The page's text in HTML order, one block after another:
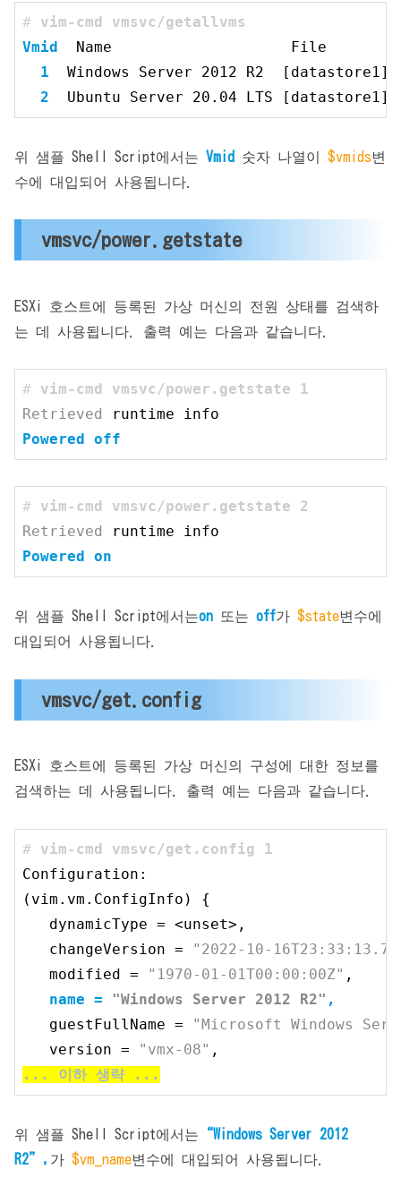
# vim-cmd vmsvc/getallvms
Vmid
Name
1
  Windows
Server 2012 R2  [datastore1]
2
  Ubuntu
Server 20.04 LTS [datastore1]
위 샘플 Shell Script에서는 Vmid 숫자 나열이 $vmids변
수에 대입되어 사용됩니다.
vmsvc/power.getstate
ESXi 호스트에 등록된 가상 머신의 전원 상태를 검색하
는 데 사용됩니다. 출력 예는 다음과 같습니다.
# vim-cmd vmsvc/power.getstate 1
Retrieved
runtime info
Powered off
# vim-cmd vmsvc/power.getstate 2
Retrieved
runtime info
Powered on
위 샘플 Shell Script에서는on 또는 off가 $state변수에
대입되어 사용됩니다.
vmsvc/get.config
ESXi 호스트에 등록된 가상 머신의 구성에 대한 정보를
검색하는 데 사용됩니다. 출력 예는 다음과 같습니다.
# vim-cmd vmsvc/get.config 1
Configuration:
(vim.vm.ConfigInfo) {
dynamicType = <unset>,
changeVersion =
"2022-10-
modified = "1970-01-01T00:00:00Z"
name = "Windows Server 2012 R2"
guestFullName =
"Microsoft Windows
version = "vmx-08"
... 이하 생략 ...
위 샘플 Shell Script에서는 “Windows Server 2012
R2”, 가 $vm_name변수에 대입되어 사용됩니다.